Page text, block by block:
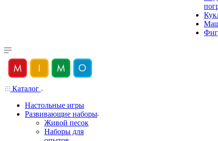
Каталог
Настольные игры
Развивающие наборы
Живой песок
Наборы для